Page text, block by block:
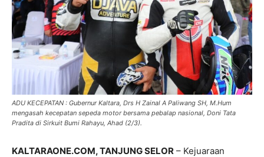
ADU KECEPATAN : Gubernur Kaltara, Drs H Zainal A Paliwang SH, M.Hum
mengasah kecepatan sepeda motor bersama pebalap nasional, Doni Tata
Pradita di Sirkuit Bumi Rahayu, Ahad (2/3).
KALTARAONE.COM, TANJUNG SELOR – Kejuaraan